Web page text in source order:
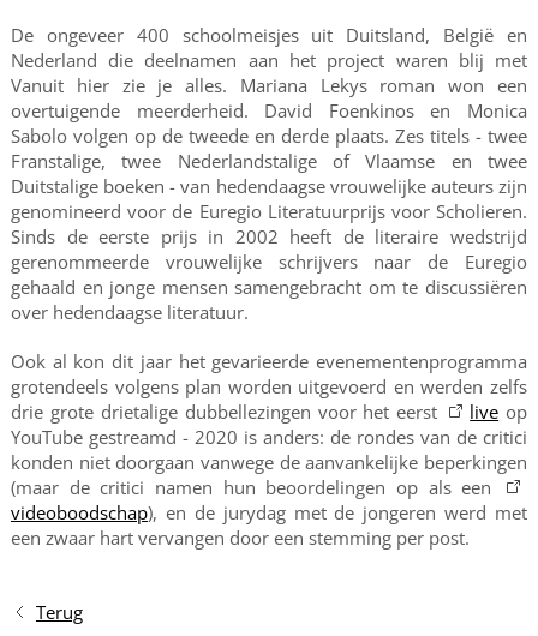
De ongeveer 400 schoolmeisjes uit Duitsland, België en
Nederland die deelnamen aan het project waren blij met
Vanuit hier zie je alles. Mariana Lekys roman won een
overtuigende meerderheid. David Foenkinos en Monica
Sabolo volgen op de tweede en derde plaats. Zes titels - twee
Franstalige, twee Nederlandstalige of Vlaamse en twee
Duitstalige boeken - van hedendaagse vrouwelijke auteurs zijn
genomineerd voor de Euregio Literatuurprijs voor Scholieren.
Sinds de eerste prijs in 2002 heeft de literaire wedstrijd
gerenommeerde vrouwelijke schrijvers naar de Euregio
gehaald en jonge mensen samengebracht om te discussiëren
over hedendaagse literatuur.
Ook al kon dit jaar het gevarieerde evenementenprogramma
grotendeels volgens plan worden uitgevoerd en werden zelfs
drie grote drietalige dubbellezingen voor het eerst
live op
YouTube gestreamd - 2020 is anders: de rondes van de critici
konden niet doorgaan vanwege de aanvankelijke beperkingen
(maar de critici namen hun beoordelingen op als een
videoboodschap), en de jurydag met de jongeren werd met
een zwaar hart vervangen door een stemming per post.
Terug